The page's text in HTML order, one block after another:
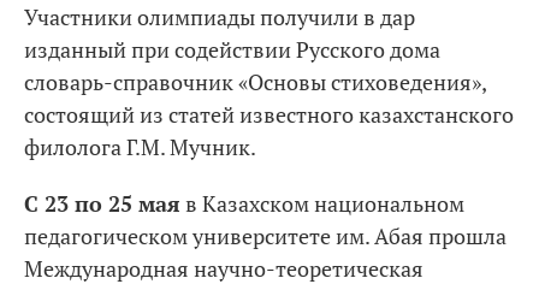
Участники олимпиады получили в дар
изданный при содействии Русского дома
словарь-справочник «Основы стиховедения»,
состоящий из статей известного казахстанского
филолога Г.М. Мучник.
С 23 по 25 мая в Казахском национальном
педагогическом университете им. Абая прошла
Международная научно-теоретическая